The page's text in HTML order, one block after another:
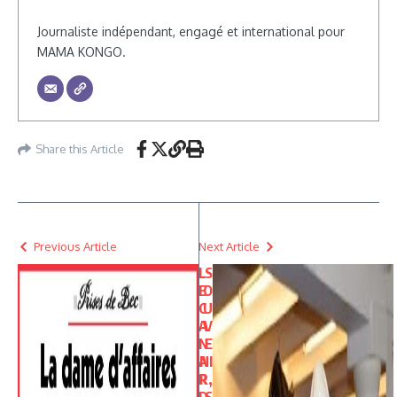
Journaliste indépendant, engagé et international pour
MAMA KONGO.
Share this Article
Previous Article
L
E
C
A
N
A
R
Next Article
S
O
U
V
E
NI
R,